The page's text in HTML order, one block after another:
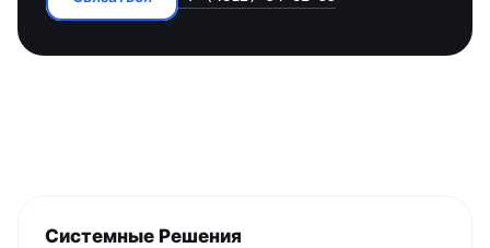
Системные Решения